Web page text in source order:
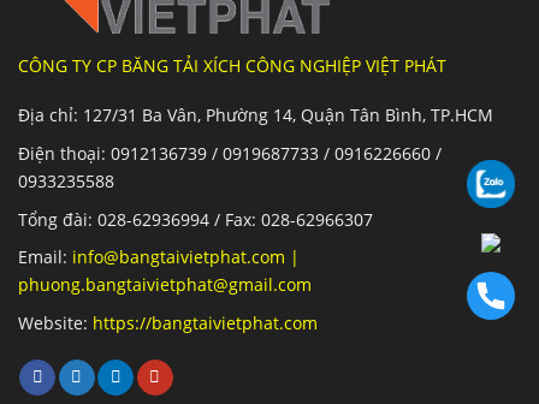
CÔNG TY CP BĂNG TẢI XÍCH CÔNG NGHIỆP VIỆT PHÁT
Địa chỉ: 127/31 Ba Vân, Phường 14, Quận Tân Bình, TP.HCM
Điện thoại: 0912136739 / 0919687733 / 0916226660 /
0933235588
Tổng đài: 028-62936994 / Fax: 028-62966307
Email: info@bangtaivietphat.com |
phuong.bangtaivietphat@gmail.com
Website: https://bangtaivietphat.com